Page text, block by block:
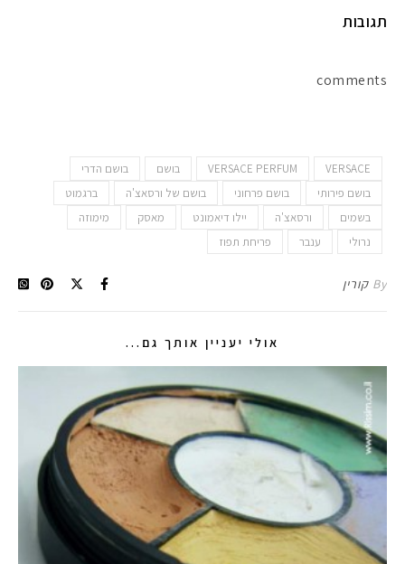
תגובות
comments
VERSACE
VERSACE PERFUM בושם
בושם הדרי
בושם פירותי
בושם פרחוני בושם של ורסאצ'ה
ברגמוט
בשמים
ורסאצ'ה יילו דיאמונט מאסק
מימוזה
נרולי
ענבר פריחת תפוז
By קורין
אולי יעניין אותך גם...